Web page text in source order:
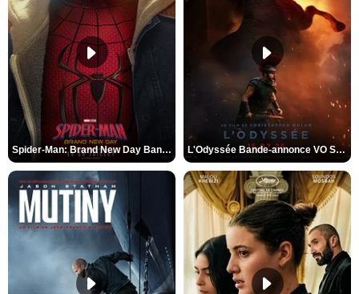
Spider-Man: Brand New Day Bande-annonce VO STFR L'Odyssée Bande-annonce VO STFR